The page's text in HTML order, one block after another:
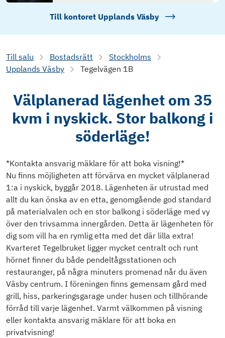
Till kontoret Upplands Väsby
Till salu Bostadsrätt
Stockholms
Upplands Väsby
Tegelvägen 1B
Välplanerad lägenhet om 35
kvm i nyskick. Stor balkong i
söderläge!
*Kontakta ansvarig mäklare för att boka visning!*
Nu finns möjligheten att förvärva en mycket välplanerad
1:a i nyskick, byggår 2018. Lägenheten är utrustad med
allt du kan önska av en etta, genomgående god standard
på materialvalen och en stor balkong i söderläge med vy
över den trivsamma innergården. Detta är lägenheten för
dig som vill ha en rymlig etta med det där lilla extra!
Kvarteret Tegelbruket ligger mycket centralt och runt
hörnet finner du både pendeltågsstationen och
restauranger, på några minuters promenad når du även
Väsby centrum. I föreningen finns gemensam gård med
grill, hiss, parkeringsgarage under husen och tillhörande
förråd till varje lägenhet. Varmt välkommen på visning
eller kontakta ansvarig mäklare för att boka en
privatvisning!